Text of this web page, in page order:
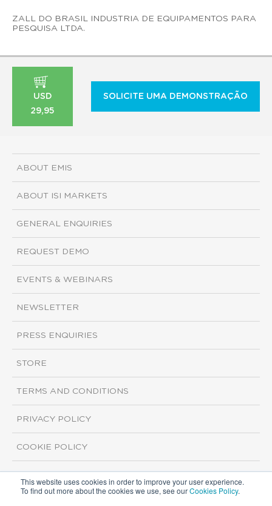
This website uses cookies in order to improve your user experience.
To find out more about the cookies we use, see ourCookies Policy.
ZALL DO BRASIL INDUSTRIA DE EQUIPAMENTOS PARA
PESQUISA LTDA.
USD
29,95
SOLICITE UMA DEMONSTRAÇÃO
ABOUT EMIS
ABOUT ISI MARKETS
GENERAL ENQUIRIES
REQUEST DEMO
EVENTS & WEBINARS
NEWSLETTER
PRESS ENQUIRIES
STORE
TERMS AND CONDITIONS
PRIVACY POLICY
COOKIE POLICY
Copyright ©2026 ISI Markets. All rights reserved.